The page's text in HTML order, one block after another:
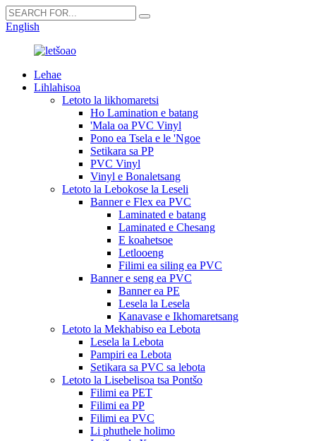
English
Lehae
Lihlahisoa
Letoto la likhomaretsi
Ho Lamination e batang
'Mala oa PVC Vinyl
Pono ea Tsela e le 'Ngoe
Setikara sa PP
PVC Vinyl
Vinyl e Bonaletsang
Letoto la Lebokose la Leseli
Banner e Flex ea PVC
Laminated e batang
Laminated e Chesang
E koahetsoe
Letlooeng
Filimi ea siling ea PVC
Banner e seng ea PVC
Banner ea PE
Lesela la Lesela
Kanavase e Ikhomaretsang
Letoto la Mekhabiso ea Lebota
Lesela la Lebota
Pampiri ea Lebota
Setikara sa PVC sa lebota
Letoto la Lisebelisoa tsa Pontšo
Filimi ea PET
Filimi ea PP
Filimi ea PVC
Li phuthele holimo